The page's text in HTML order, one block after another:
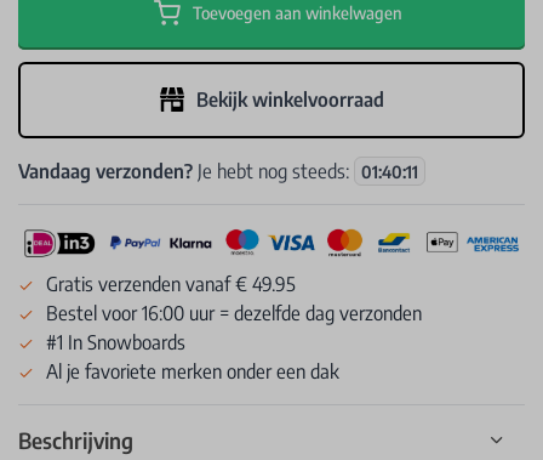
Toevoegen aan winkelwagen
Bekijk winkelvoorraad
Vandaag verzonden? Je hebt nog steeds: 01:40:10
Gratis verzenden vanaf € 49.95
Bestel voor 16:00 uur = dezelfde dag verzonden
#1 In Snowboards
Al je favoriete merken onder een dak
Beschrijving